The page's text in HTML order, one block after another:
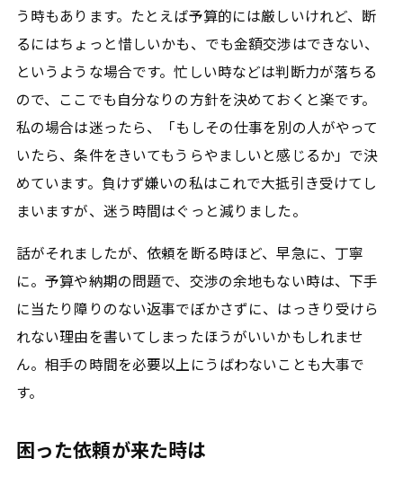
う時もあります。たとえば予算的には厳しいけれど、断
るにはちょっと惜しいかも、でも金額交渉はできない、
というような場合です。忙しい時などは判断力が落ちる
ので、ここでも自分なりの方針を決めておくと楽です。
私の場合は迷ったら、「もしその仕事を別の人がやって
いたら、条件をきいてもうらやましいと感じるか」で決
めています。負けず嫌いの私はこれで大抵引き受けてし
まいますが、迷う時間はぐっと減りました。
話がそれましたが、依頼を断る時ほど、早急に、丁寧
に。予算や納期の問題で、交渉の余地もない時は、下手
に当たり障りのない返事でぼかさずに、はっきり受けら
れない理由を書いてしまったほうがいいかもしれませ
ん。相手の時間を必要以上にうばわないことも大事で
す。
困った依頼が来た時は